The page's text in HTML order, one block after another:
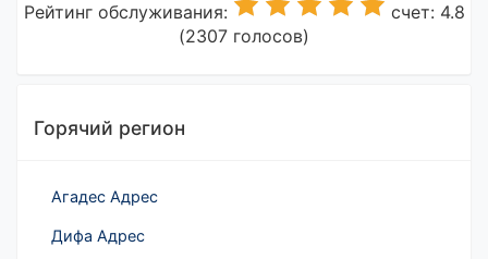
Рейтинг обслуживания:
счет: 4.8
(2307 голосов)
Горячий регион
Агадес Адрес
Дифа Адрес